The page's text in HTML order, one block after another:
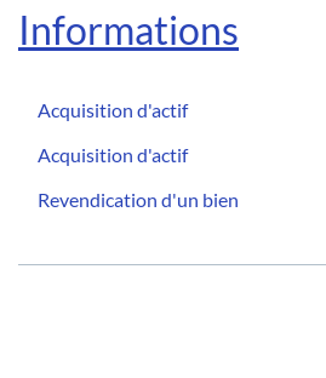
Informations
Acquisition d'actif
Acquisition d'actif
Revendication d'un bien